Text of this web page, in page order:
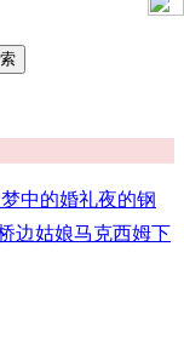
梦中的婚礼夜的钢
边姑娘马克西姆下